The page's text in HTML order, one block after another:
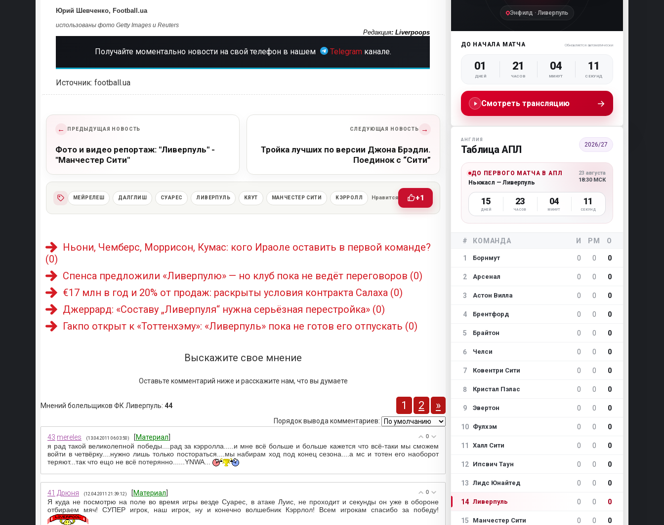
Юрий Шевченко, Football.ua
использованы фото Getty Images и Reuters
Редакция: Liverpoops
Получайте моментально новости на свой телефон в нашем Telegramканале.
Источник: football.ua
← ПРЕДЫДУЩАЯ НОВОСТЬ
Фото и видео репортаж: "Ливерпуль" -
"Манчестер Сити"
СЛЕДУЮЩАЯ НОВОСТЬ →
Тройка лучших по версии Джона Брэдли.
Поединок с “Сити”
МЕЙРЕЛЕШ ДАЛГЛИШ СУАРЕС ЛИВЕРПУЛЬ КЯУТ МАНЧЕСТЕР СИТИ КЭРРОЛЛ Нравится +1
Ньони, Чемберс, Моррисон, Кумас: кого Ираоле оставить в первой команде?
(0)
Спенса предложили «Ливерпулю» — но клуб пока не ведёт переговоров (0)
€17 млн в год и 20% от продаж: раскрыты условия контракта Салаха (0)
Джеррард: «Составу „Ливерпуля“ нужна серьёзная перестройка» (0)
Гакпо открыт к «Тоттенхэму»: «Ливерпуль» пока не готов его отпускать (0)
Выскажите свое мнение
Оставьте комментарий ниже и расскажите нам, что вы думаете
Мнений болельщиков ФК Ливерпуль: 44 1 2 »
Порядок вывода комментариев:
0
43 mereles (13.04.2011 06:03:50) [Материал
я рад такой великолепной победы....рад за кэрролла.....и мне всё больше и больше кажется что всё-таки мы сможем
войти в четвёрку....нужно лишь только постораться....мы набирам ход под конец сезона....а мс и тотен его наоборот
теряют...так что ещо не всё потерянно......YNWA...
0
41 Дрюня (12.04.2011 21:39:12) [Материал
Я куда не посмотрю на поле во время игры везде Суарес, в атаке Луис, не проходит и секунды он уже в обороне
отбираем мяч! СУПЕР игрок, наш игрок, ну и конечно волшебник Кэррлол! Всем игрокам спасибо за победу!
Энфилд · Ливерпуль
ДО НАЧАЛА МАТЧА Обновляется автоматически
01
ДНЕЙ
21
ЧАСОВ
04
МИНУТ
10
СЕКУНД
Смотреть трансляцию →
АНГЛИЯ
Таблица АПЛ 2026/27
ДО ПЕРВОГО МАТЧА В АПЛ
Ньюкасл — Ливерпуль
23 августа
18:30 МСК
15
ДНЕЙ
23
ЧАСОВ
04
МИНУТ
10
СЕКУНД
# КОМАНДА И РМ О
1 Борнмут 0 0 0
2 Арсенал 0 0 0
3 Астон Вилла 0 0 0
4 Брентфорд 0 0 0
5 Брайтон 0 0 0
6 Челси 0 0 0
7 Ковентри Сити 0 0 0
8 Кристал Пэлас 0 0 0
9 Эвертон 0 0 0
10 Фулхэм 0 0 0
11 Халл Сити 0 0 0
12 Ипсвич Таун 0 0 0
13 Лидс Юнайтед 0 0 0
14 Ливерпуль 0 0 0
15 Манчестер Сити 0 0 0